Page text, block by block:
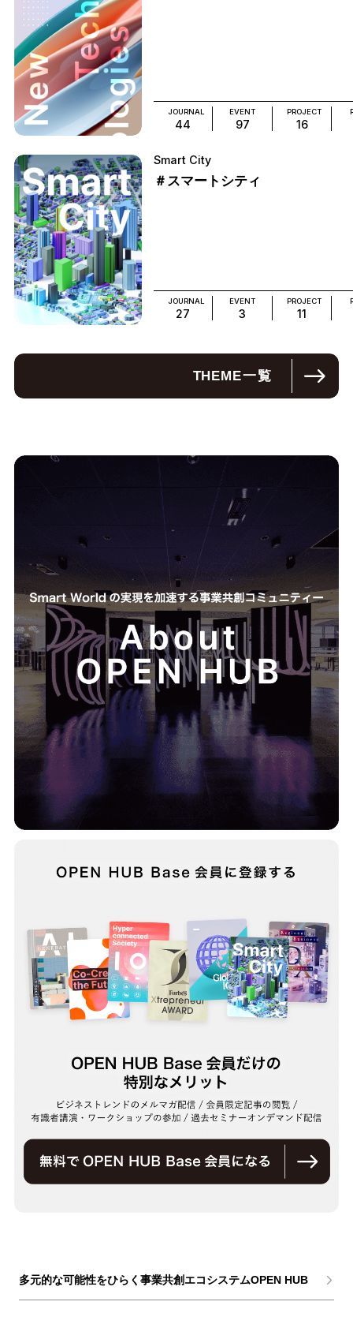
JOURNAL
44
EVENT
97
PROJECT
16
Smart City
＃スマートシティ
JOURNAL
27
EVENT
3
PROJECT
11
THEME一覧
多元的な可能性をひらく事業共創エコシステムOPEN HUB